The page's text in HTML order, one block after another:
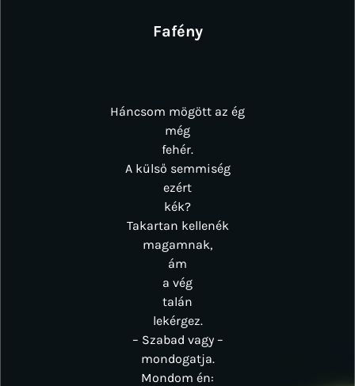
Fafény
Háncsom mögött az ég
még
fehér.
A külső semmiség
ezért
kék?
Takartan kellenék
magamnak,
ám
a vég
talán
lekérgez.
– Szabad vagy –
mondogatja.
Mondom én: